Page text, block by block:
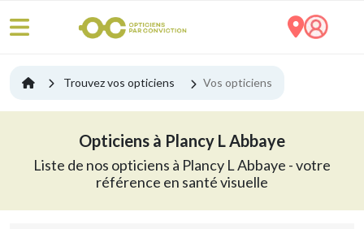
Trouvez vos opticiens Vos opticiens
Opticiens à Plancy L Abbaye
Liste de nos opticiens à Plancy L Abbaye - votre
référence en santé visuelle